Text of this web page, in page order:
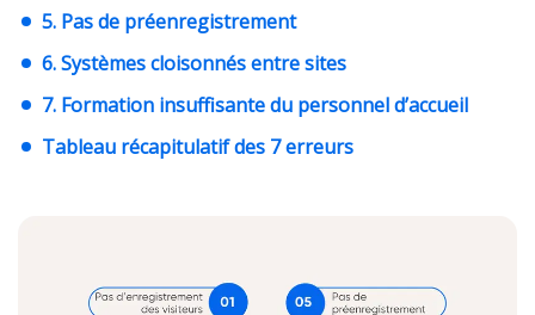
5. Pas de préenregistrement
6. Systèmes cloisonnés entre sites
7. Formation insuffisante du personnel d’accueil
Tableau récapitulatif des 7 erreurs